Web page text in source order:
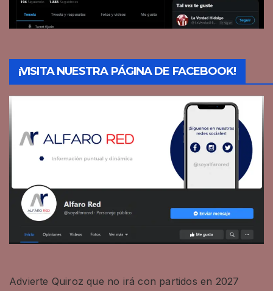
¡VISITA NUESTRA PÁGINA DE FACEBOOK!
Advierte Quiroz que no irá con partidos en 2027